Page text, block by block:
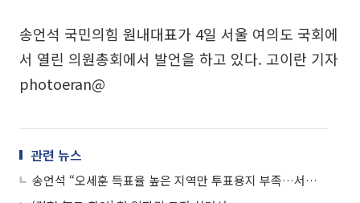
송언석 국민의힘 원내대표가 4일 서울 여의도 국회에
서 열린 의원총회에서 발언을 하고 있다. 고이란 기자
photoeran@
관련 뉴스
송언석 “오세훈 득표율 높은 지역만 투표용지 부족…서울 개표 중단해야”